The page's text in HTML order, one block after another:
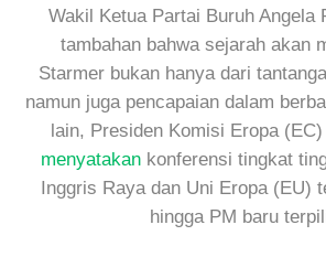
Wakil Ketua Partai Buruh Angela
tambahan bahwa sejarah akan
Starmer bukan hanya dari
namun juga pencapaian dalam
lain, Presiden Komisi Eropa
menyatakan konferensi tingkat
Inggris Raya dan Uni Eropa (EU)
hingga PM baru